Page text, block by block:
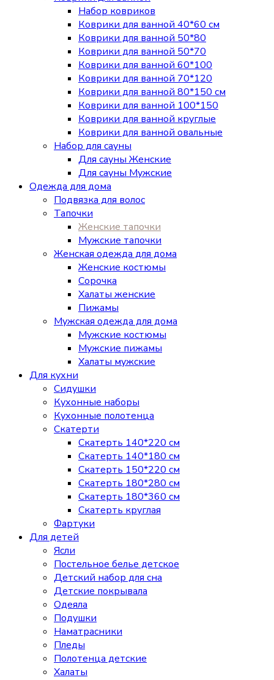
Набор ковриков
Коврики для ванной 40*60 см
Коврики для ванной 50*80
Коврики для ванной 50*70
Коврики для ванной 60*100
Коврики для ванной 70*120
Коврики для ванной 80*150 см
Коврики для ванной 100*150
Коврики для ванной круглые
Коврики для ванной овальные
Набор для сауны
Для сауны Женские
Для сауны Мужские
Одежда для дома
Подвязка для волос
Тапочки
Женские тапочки
Мужские тапочки
Женская одежда для дома
Женские костюмы
Сорочка
Халаты женские
Пижамы
Мужская одежда для дома
Мужские костюмы
Мужские пижамы
Халаты мужские
Для кухни
Сидушки
Кухонные наборы
Кухонные полотенца
Скатерти
Скатерть 140*220 см
Скатерть 140*180 см
Скатерть 150*220 см
Скатерть 180*280 см
Скатерть 180*360 см
Скатерть круглая
Фартуки
Для детей
Ясли
Постельное белье детское
Детский набор для сна
Детские покрывала
Одеяла
Подушки
Наматрасники
Пледы
Полотенца детские
Халаты